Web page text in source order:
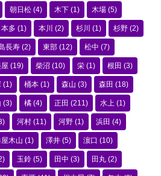
朝日松 (4) 木下 (1) 木場 (5)
本多 (1) 本川 (2) 杉川 (1) 杉野 (2)
長寿 (2) 東部 (12) 松中 (7)
(19) 柴沼 (10) 栄 (1) 根田 (3)
(1) 桶本 (1) 森山 (3) 森田 (18)
(3) 橘 (4) 正田 (211) 水上 (1)
河村 (11) 河野 (1) 浜田 (4)
木山 (1) 澤井 (5) 濵口 (10)
玉鈴 (5) 田中 (3) 田丸 (2)